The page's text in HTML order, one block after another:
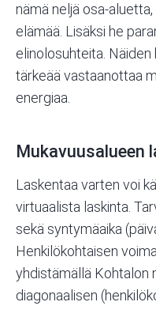
nämä neljä osa-
elämää. Lisäksi he
elinolosuhteita.
tärkeää vastaanottaa
energiaa.
Mukavuusalueen
Laskentaa varten voi
virtuaalista laskinta.
sekä syntymäaika
Henkilökohtaisen
yhdistämällä Kohtalon
diagonaalisen